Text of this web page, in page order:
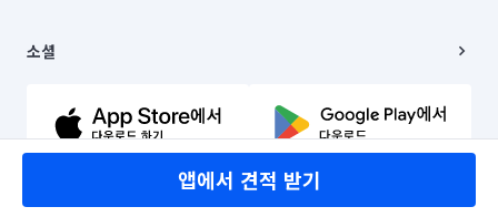
앱에서 견적 받기
© 유한회사 미소. Miso, Inc. All Rights Reserved.
이용약관
문의하기
소셜
유튜브